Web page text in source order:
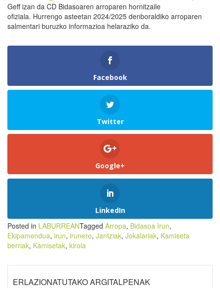
Geff izan da CD Bidasoaren arroparen hornitzaile
ofiziala. Hurrengo asteetan 2024/2025 denboraldiko arroparen
salmentari buruzko informazioa helaraziko da.
Facebook
Twitter
Google+
LinkedIn
Posted in LABURREANTagged Arropa, Bidasoa Irun,
Ekipamendua, irun, irunero, Jantziak, Jokalariak, Kamiseta
berriak, Kamisetak, kirola
ERLAZIONATUTAKO ARGITALPENAK